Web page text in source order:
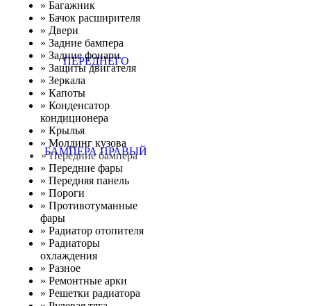
» Багажник
» Бачок расширителя
» Двери
» Задние бампера
» Задние фонари
» Защиты двигателя
» Зеркала
» Капоты
» Конденсатор
кондиционера
» Крылья
» Молдинг кузова
» Передние бампера
» Передние фары
» Передняя панель
» Пороги
» Противотуманные
фары
» Радиатор отопителя
» Радиаторы
охлаждения
» Разное
» Ремонтные арки
» Решетки радиатора